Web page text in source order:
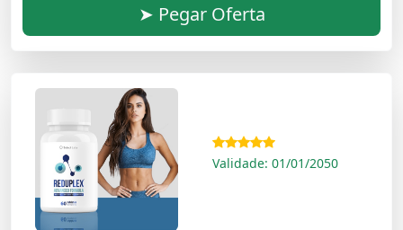
➤ Pegar Oferta
Validade: 01/01/2050